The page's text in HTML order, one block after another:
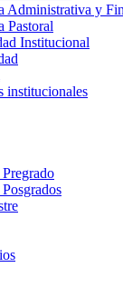
Administrativa y
Pastoral
Institucional
institucionales